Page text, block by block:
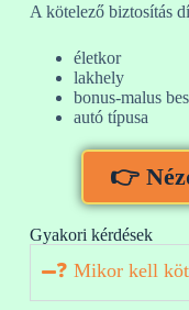
A kötelező biztosítás
életkor
lakhely
bonus-malus
autó típusa
👉
Gyakori kérdések
❓ Mikor kell